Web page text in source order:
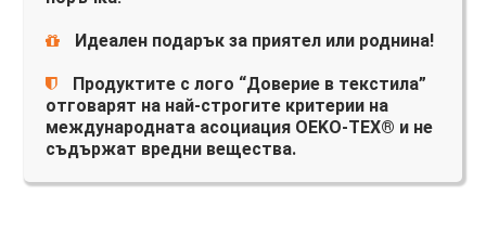
Идеален подарък за приятел или роднина!
Продуктите с лого “Доверие в текстила”
отговарят на най-строгите критерии на
международната асоциация OEKO-TEX® и не
съдържат вредни вещества.